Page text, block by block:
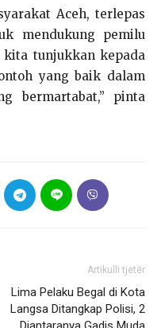
Aceh, terlepas
mendukung pemilu
tunjukkan kepada
yang baik dalam
bermartabat,” pinta
Artikulli tjetër
Lima Pelaku Begal di Kota
Langsa Ditangkap Polisi, 2